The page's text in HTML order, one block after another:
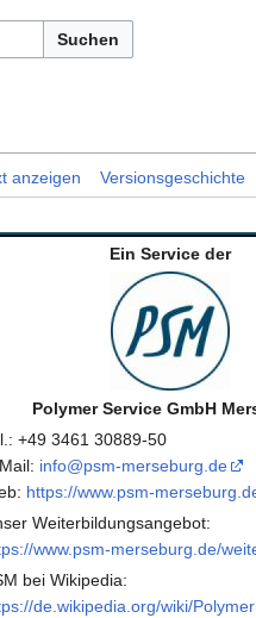
Suchen
anzeigen Versionsgeschichte
Ein Service der
Polymer Service GmbH
+49 3461 30889-50
info@psm-merseburg.de
https://www.psm-
Weiterbildungsangebot:
www.psm-merseburg.de/
bei Wikipedia:
de.wikipedia.org/wiki/